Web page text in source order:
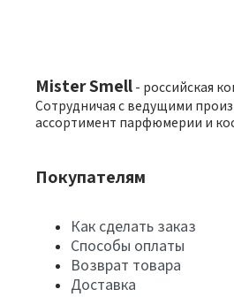
Mister Smell - российская
Сотрудничая с ведущими
ассортимент парфюмерии и
Покупателям
Как сделать заказ
Способы оплаты
Возврат товара
Доставка